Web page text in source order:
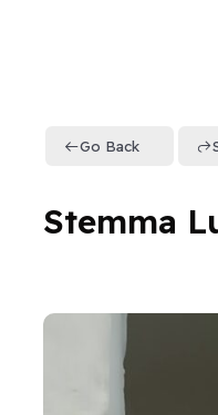
Go Back
Stemma